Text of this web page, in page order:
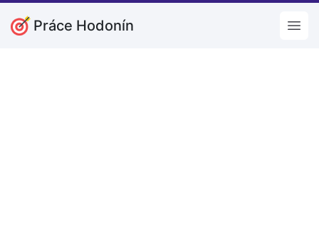
Práce Hodonín